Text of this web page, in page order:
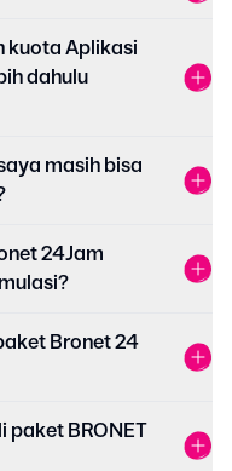
kuota Aplikasi
dahulu
masih bisa
24Jam
Bronet 24
paket BRONET